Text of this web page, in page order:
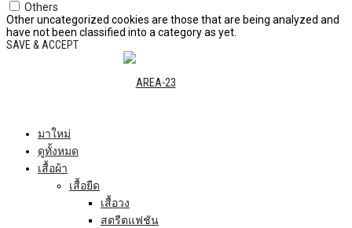
Others
Other uncategorized cookies are those that are being analyzed and
have not been classified into a category as yet.
SAVE & ACCEPT
มาใหม่
ดูทั้งหมด
เสื้อผ้า
เสื้อยืด
เสื้อวง
สตรีตแฟชัน